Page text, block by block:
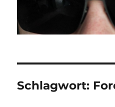
Schlagwort: